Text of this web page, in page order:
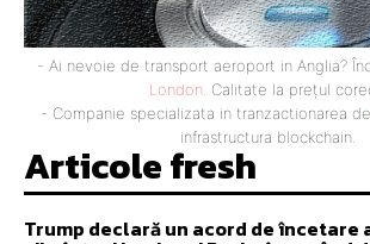
- Ai nevoie de transport aeroport in Anglia?
London . Calitate la prețul
- Companie specializata in tranzactionarea de
infrastructura blockchain.
Articole fresh
Trump declară un acord de încetare